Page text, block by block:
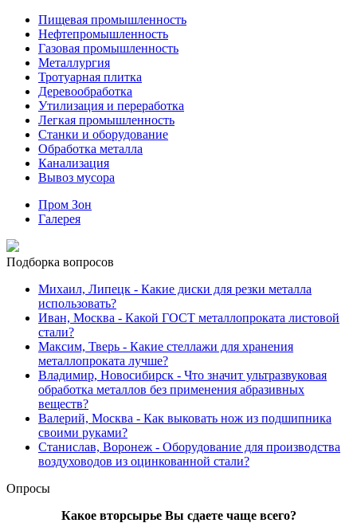
Пищевая промышленность
Нефтепромышленность
Газовая промышленность
Металлургия
Тротуарная плитка
Деревообработка
Утилизация и переработка
Легкая промышленность
Станки и оборудование
Обработка металла
Канализация
Вывоз мусора
Пром Зон
Галерея
Подборка вопросов
Михаил, Липецк - Какие диски для резки металла
использовать?
Иван, Москва - Какой ГОСТ металлопроката листовой
стали?
Максим, Тверь - Какие стеллажи для хранения
металлопроката лучше?
Владимир, Новосибирск - Что значит ультразвуковая
обработка металлов без применения абразивных
веществ?
Валерий, Москва - Как выковать нож из подшипника
своими руками?
Станислав, Воронеж - Оборудование для производства
воздуховодов из оцинкованной стали?
Опросы
Какое вторсырье Вы сдаете чаще всего?